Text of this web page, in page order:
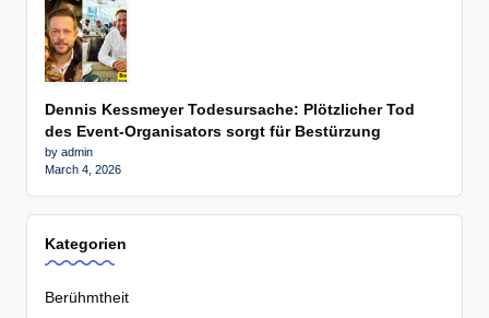
Dennis Kessmeyer Todesursache: Plötzlicher Tod
des Event-Organisators sorgt für Bestürzung
by admin
March 4, 2026
Kategorien
Berühmtheit